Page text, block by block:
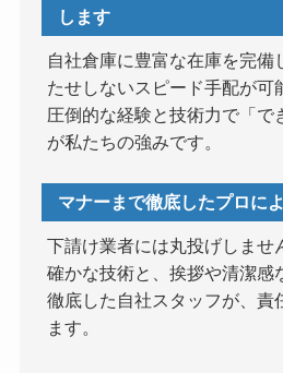
します
自社倉庫に豊富な在庫を完備
たせしないスピード手配が可
圧倒的な経験と技術力で「で
が私たちの強みです。
マナーまで徹底したプロに
下請け業者には丸投げしませ
確かな技術と、挨拶や清潔感
徹底した自社スタッフが、責
ます。